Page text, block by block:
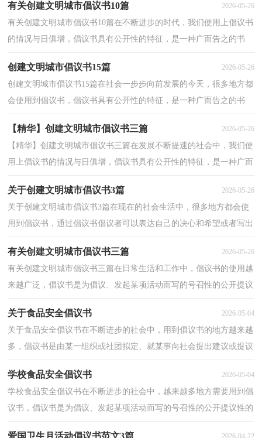
有关创建文明城市倡议书10篇 2026-05-26
有关创建文明城市倡议书10篇在不断进步的时代，我们使用上倡议书
的情况与日俱增，倡议书具有公开性的特征，是一种广而告之的书
创建文明城市倡议书15篇 2026-05-26
创建文明城市倡议书15篇在社会一步步向前发展的今天，很多地方都
会使用到倡议书，倡议书具有公开性的特征，是一种广而告之的书
【精华】创建文明城市倡议书三篇 2026-05-26
【精华】创建文明城市倡议书三篇在发展不断提速的社会中，我们使
用上倡议书的情况与日俱增，倡议书具有公开性的特征，是一种广而
关于创建文明城市倡议书3篇 2026-05-26
关于创建文明城市倡议书3篇在现在的社会生活中，很多地方都会使
用到倡议书，通过倡议书倡议者可以表达自己的决心和希望或者写出
有关创建文明城市倡议书三篇 2026-05-26
有关创建文明城市倡议书三篇在日常生活和工作中，倡议书的使用越
来越广泛，倡议书是为倡议、发起某项活动而写的号召性的公开提议
关于食品安全倡议书 2026-05-04
关于食品安全倡议书在不断进步的社会中，用到倡议书的地方越来越
多，倡议书是由某一组织或社团拟定、就某事向社会提出建议或提议
学校食品安全倡议书 2026-05-04
学校食品安全倡议书在不断进步的社会中，越来越多地方需要用到倡
议书，倡议书是为倡议、发起某项活动而写的号召性的公开提议性的